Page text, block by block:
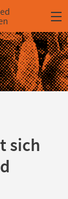
sich